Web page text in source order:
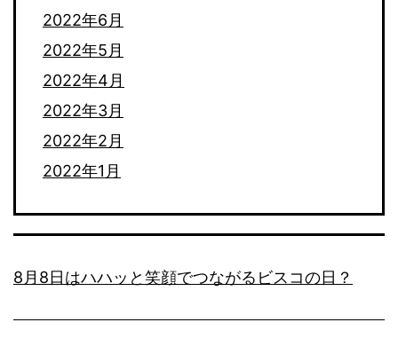
2022年6月
2022年5月
2022年4月
2022年3月
2022年2月
2022年1月
8月8日はハハッと笑顔でつながるビスコの日？